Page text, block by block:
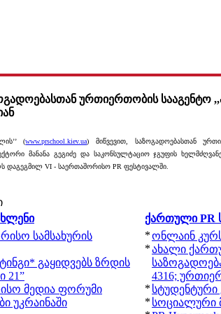
ურთიერთობის სააგენტო
(www.prschool.kiev.ua) მიწვევით, საზოგადოებასთან
მანანა გეგიძე და საკონსულტაციო ჯგუფის
დაგეგმილ VI - საერთაშორისო PR ფესტივალში.
სამსახურის
გაყიდვებს ზრდის
21”
მედია ფორუმი
უკრაინაში
ქართული PR
*ონლაინ
*ახალი
4316;
* სტუდენტური
* სოციალური